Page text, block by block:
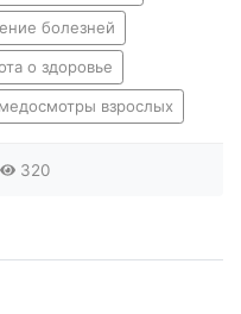
болезней
о здоровье
медосмотры взрослых
320